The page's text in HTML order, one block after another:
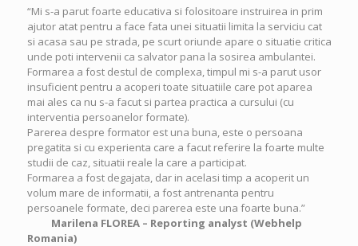
“Mi s-a parut foarte educativa si folositoare instruirea in prim
ajutor atat pentru a face fata unei situatii limita la serviciu cat
si acasa sau pe strada, pe scurt oriunde apare o situatie critica
unde poti intervenii ca salvator pana la sosirea ambulantei.
Formarea a fost destul de complexa, timpul mi s-a parut usor
insuficient pentru a acoperi toate situatiile care pot aparea
mai ales ca nu s-a facut si partea practica a cursului (cu
interventia persoanelor formate).
Parerea despre formator est una buna, este o persoana
pregatita si cu experienta care a facut referire la foarte multe
studii de caz, situatii reale la care a participat.
Formarea a fost degajata, dar in acelasi timp a acoperit un
volum mare de informatii, a fost antrenanta pentru
persoanele formate, deci parerea este una foarte buna.”
Marilena FLOREA – Reporting analyst (Webhelp
Romania)